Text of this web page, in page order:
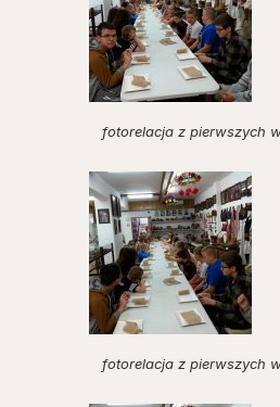
fotorelacja z pierwszych
fotorelacja z pierwszych